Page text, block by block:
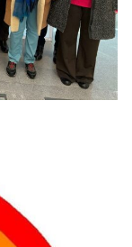
projet Erasmus
sur l'éducation
la France…